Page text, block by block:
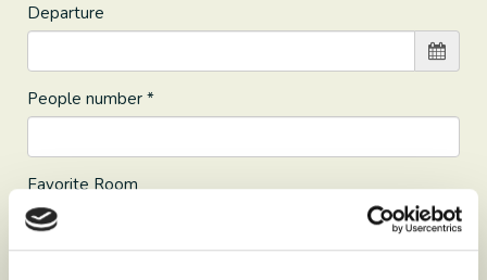
Departure
People number *
Favorite Room